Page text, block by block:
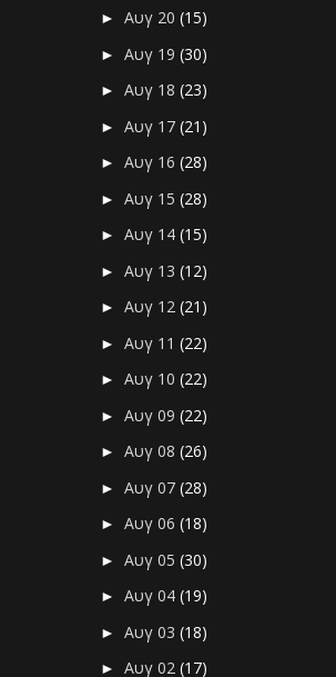
►Αυγ 20(15)
►Αυγ 19(30)
►Αυγ 18(23)
►Αυγ 17(21)
►Αυγ 16(28)
►Αυγ 15(28)
►Αυγ 14(15)
►Αυγ 13(12)
►Αυγ 12(21)
►Αυγ 11(22)
►Αυγ 10(22)
►Αυγ 09(22)
►Αυγ 08(26)
►Αυγ 07(28)
►Αυγ 06(18)
►Αυγ 05(30)
►Αυγ 04(19)
►Αυγ 03(18)
►Αυγ 02(17)